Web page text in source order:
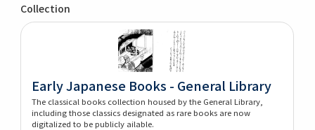
Collection
Early Japanese Books - General Library
The classical books collection housed by the General Library,
including those classics designated as rare books are now
digitalized to be publicly ailable.